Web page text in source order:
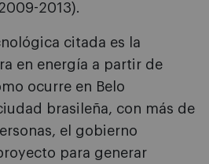
2013).
citada es la
en energía a partir de
ocurre en Belo
brasileña, con más de
el gobierno
para generar